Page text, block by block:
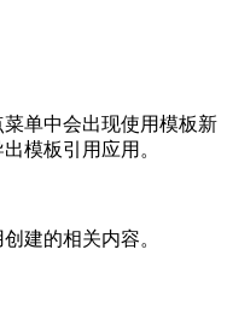
单中会出现使用模板新
模板引用应用。
建的相关内容。